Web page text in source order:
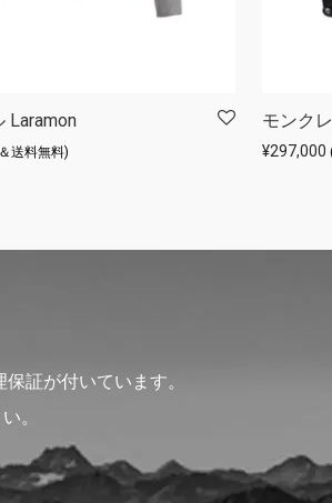
Laramon
送料無料)
モンク
¥297,000
証が付いています。
。